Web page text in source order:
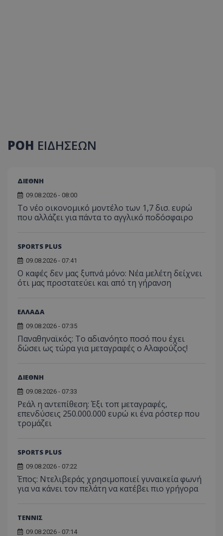
ΡΟΗ ΕΙΔΗΣΕΩΝ
ΔΙΕΘΝΗ
09.08.2026 - 08:00
Το νέο οικονομικό μοντέλο των 1,7 δισ. ευρώ
που αλλάζει για πάντα το αγγλικό ποδόσφαιρο
SPORTS PLUS
09.08.2026 - 07:41
Ο καφές δεν μας ξυπνά μόνο: Νέα μελέτη δείχνει
ότι μας προστατεύει και από τη γήρανση
ΕΛΛΑΔΑ
09.08.2026 - 07:35
Παναθηναϊκός: Το αδιανόητο ποσό που έχει
δώσει ως τώρα για μεταγραφές ο Αλαφούζος!
ΔΙΕΘΝΗ
09.08.2026 - 07:33
Ρεάλ η αντεπίθεση: Έξι τοπ μεταγραφές,
επενδύσεις 250.000.000 ευρώ κι ένα ρόστερ που
τρομάζει
SPORTS PLUS
09.08.2026 - 07:22
Έπος: Ντελιβεράς χρησιμοποιεί γυναικεία φωνή
για να κάνει τον πελάτη να κατέβει πιο γρήγορα
ΤΕΝΝΙΣ
09.08.2026 - 07:14